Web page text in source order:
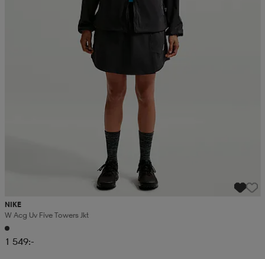
NIKE
W Acg Uv Five Towers Jkt
1 549:-